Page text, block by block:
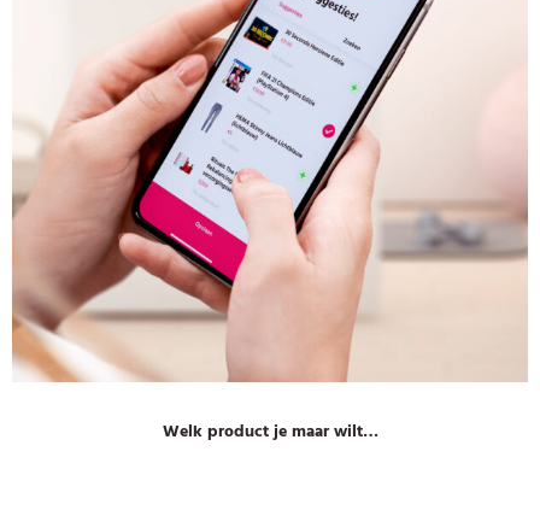
Welk product je maar wilt…